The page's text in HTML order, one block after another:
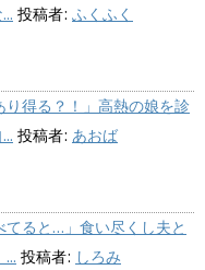
投稿者: ふくふく
り得る？！」高熱の娘を診
投稿者: あおば
てると…」食い尽くし夫と
投稿者: しろみ